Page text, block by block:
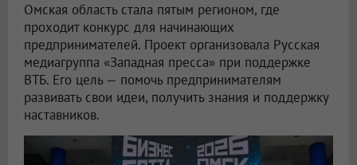
Омская область стала пятым регионом, где
проходит конкурс для начинающих
предпринимателей. Проект организовала Русская
медиагруппа «Западная пресса» при поддержке
ВТБ. Его цель — помочь предпринимателям
развивать свои идеи, получить знания и поддержку
наставников.